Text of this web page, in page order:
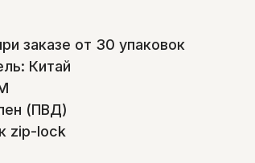
заказе от 30 упаковок
Китай
(ПВД)
zip-lock